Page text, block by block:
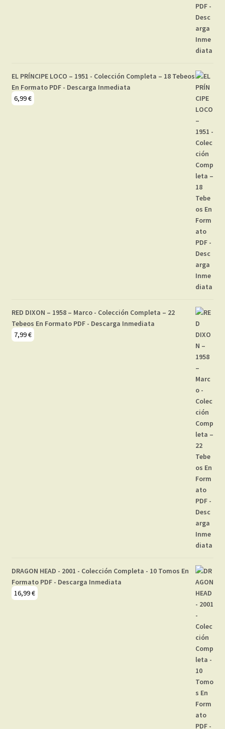
EL PRÍNCIPE LOCO – 1951 - Colección Completa – 18 Tebeos
En Formato PDF - Descarga Inmediata
6,99€
RED DIXON – 1958 – Marco - Colección Completa – 22
Tebeos En Formato PDF - Descarga Inmediata
7,99€
DRAGON HEAD - 2001 - Colección Completa - 10 Tomos En
Formato PDF - Descarga Inmediata
16,99€